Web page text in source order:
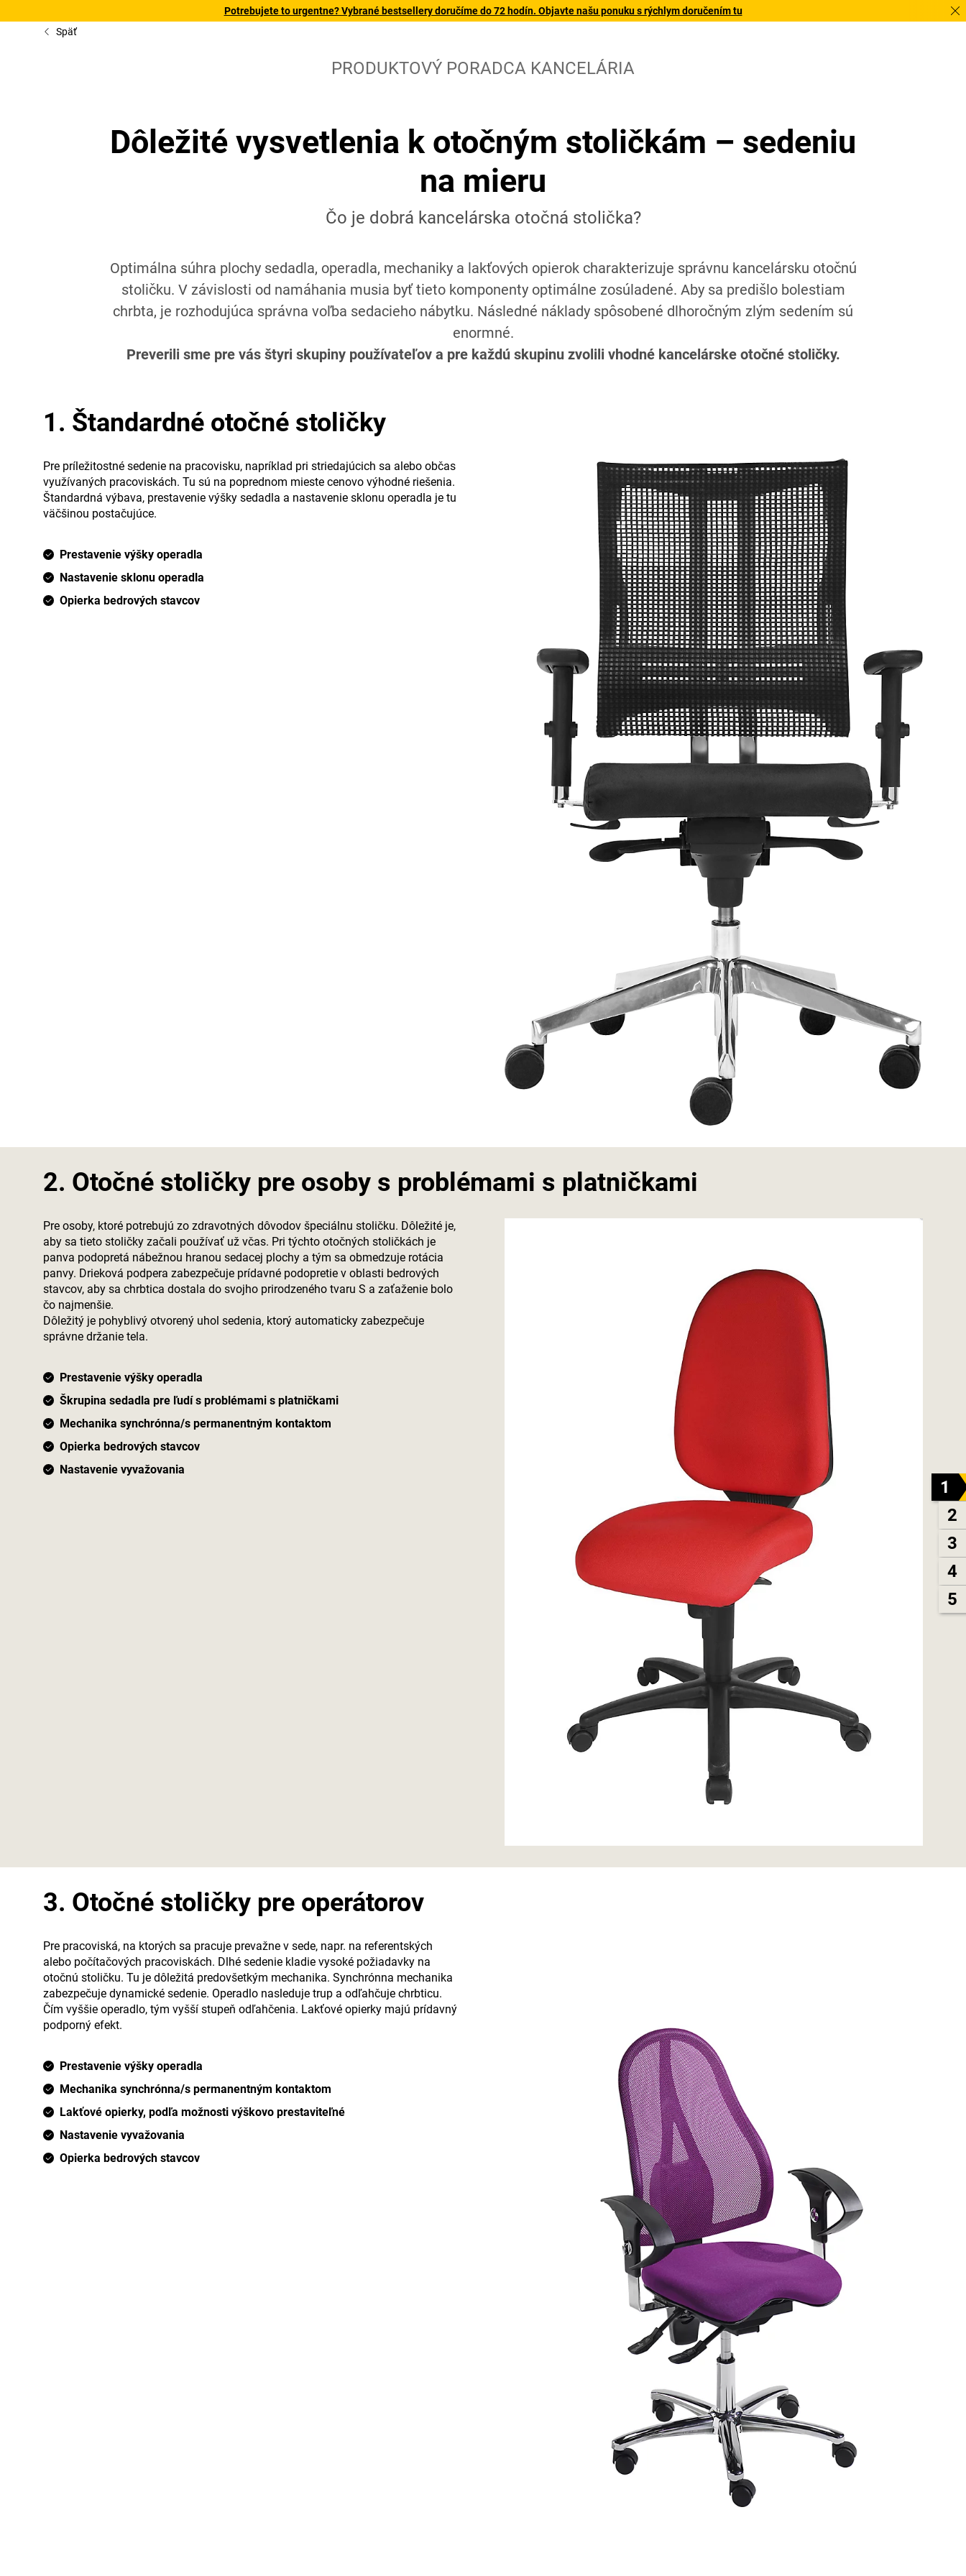
Potrebujete to urgentne? Vybrané bestsellery doručíme do 72 hodín. Objavte našu ponuku s rýchlym doručením tu
1
2
3
4
5
Späť
PRODUKTOVÝ PORADCA KANCELÁRIA
Dôležité vysvetlenia k otočným stoličkám – sedeniu
na mieru
Čo je dobrá kancelárska otočná stolička?
Optimálna súhra plochy sedadla, operadla, mechaniky a lakťových opierok charakterizuje správnu kancelársku otočnú
stoličku. V závislosti od namáhania musia byť tieto komponenty optimálne zosúladené. Aby sa predišlo bolestiam
chrbta, je rozhodujúca správna voľba sedacieho nábytku. Následné náklady spôsobené dlhoročným zlým sedením sú
enormné.
Preverili sme pre vás štyri skupiny používateľov a pre každú skupinu zvolili vhodné kancelárske otočné stoličky.
1. Štandardné otočné stoličky
Pre príležitostné sedenie na pracovisku, napríklad pri striedajúcich sa alebo občas
využívaných pracoviskách. Tu sú na poprednom mieste cenovo výhodné riešenia.
Štandardná výbava, prestavenie výšky sedadla a nastavenie sklonu operadla je tu
väčšinou postačujúce.
Prestavenie výšky operadla
Nastavenie sklonu operadla
Opierka bedrových stavcov
2. Otočné stoličky pre osoby s problémami s platničkami
Pre osoby, ktoré potrebujú zo zdravotných dôvodov špeciálnu stoličku. Dôležité je,
aby sa tieto stoličky začali používať už včas. Pri týchto otočných stoličkách je
panva podopretá nábežnou hranou sedacej plochy a tým sa obmedzuje rotácia
panvy. Drieková podpera zabezpečuje prídavné podopretie v oblasti bedrových
stavcov, aby sa chrbtica dostala do svojho prirodzeného tvaru S a zaťaženie bolo
čo najmenšie.
Dôležitý je pohyblivý otvorený uhol sedenia, ktorý automaticky zabezpečuje
správne držanie tela.
Prestavenie výšky operadla
Škrupina sedadla pre ľudí s problémami s platničkami
Mechanika synchrónna/s permanentným kontaktom
Opierka bedrových stavcov
Nastavenie vyvažovania
3. Otočné stoličky pre operátorov
Pre pracoviská, na ktorých sa pracuje prevažne v sede, napr. na referentských
alebo počítačových pracoviskách. Dlhé sedenie kladie vysoké požiadavky na
otočnú stoličku. Tu je dôležitá predovšetkým mechanika. Synchrónna mechanika
zabezpečuje dynamické sedenie. Operadlo nasleduje trup a odľahčuje chrbticu.
Čím vyššie operadlo, tým vyšší stupeň odľahčenia. Lakťové opierky majú prídavný
podporný efekt.
Prestavenie výšky operadla
Mechanika synchrónna/s permanentným kontaktom
Lakťové opierky, podľa možnosti výškovo prestaviteľné
Nastavenie vyvažovania
Opierka bedrových stavcov